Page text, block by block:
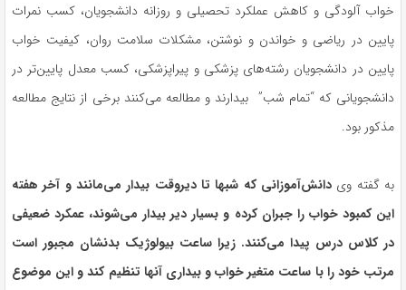
خواب آلودگی و کاهش عملکرد تحصیلی و روزانه دانشجویان، کسب نمرات
پایین در ریاضی و خواندن و نوشتن، مشکلات سلامت روان، کیفیت خواب
پایین در دانشجویان رشته‌های پزشکی و پیراپزشکی، کسب معدل پایین‌تر در
دانشجویانی که “تمام شب” بیدارند و مطالعه می‌کنند برخی از نتایج مطالعه
مذکور بود.
به گفته وی دانش‌آموزانی که شبها تا دیروقت بیدار می‌مانند و آخر هفته‌
این کمبود خواب را جبران کرده و بسیار دیر بیدار می‌شوند، عمکرد ضعیفی
در کلاس درس پیدا می‌کنند. زیرا ساعت بیولوژیک بدنشان مجبور است
مرتب خود را با ساعت متغیر خواب و بیداری آنها تنظیم کند و این موضوع